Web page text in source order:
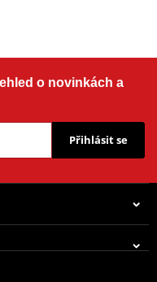
o novinkách a
Přihlásit se